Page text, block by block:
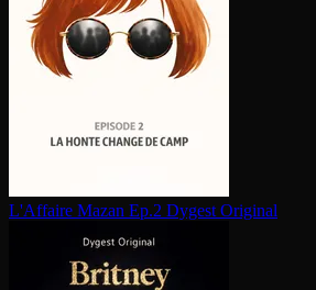
L'Affaire Mazan Ep.2 Dygest Original